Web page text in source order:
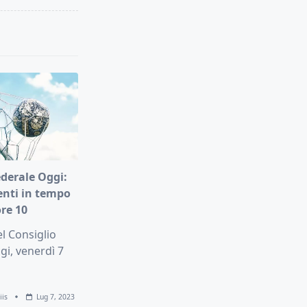
Oggi:
in tempo
10
Consiglio
venerdì 7
Lug 7, 2023